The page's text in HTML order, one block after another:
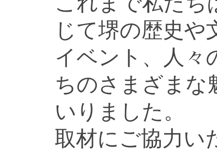
じて堺の歴史や
イベント、人々
ちのさまざまな
いりました。
取材にご協力い